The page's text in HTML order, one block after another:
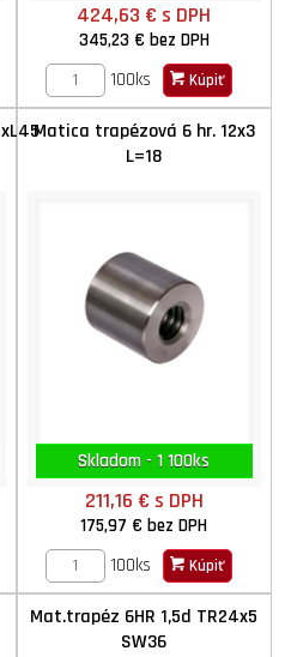
424,63 €s DPH
345,23 € bez DPH
100ks
Kúpiť
Matica trapézová 6 hr. 12x3
L=18
Skladom - 1 100ks
211,16 € s DPH
175,97 €bez DPH
100ks
Kúpiť
Mat.trapéz 6HR 1,5d TR24x5
SW36